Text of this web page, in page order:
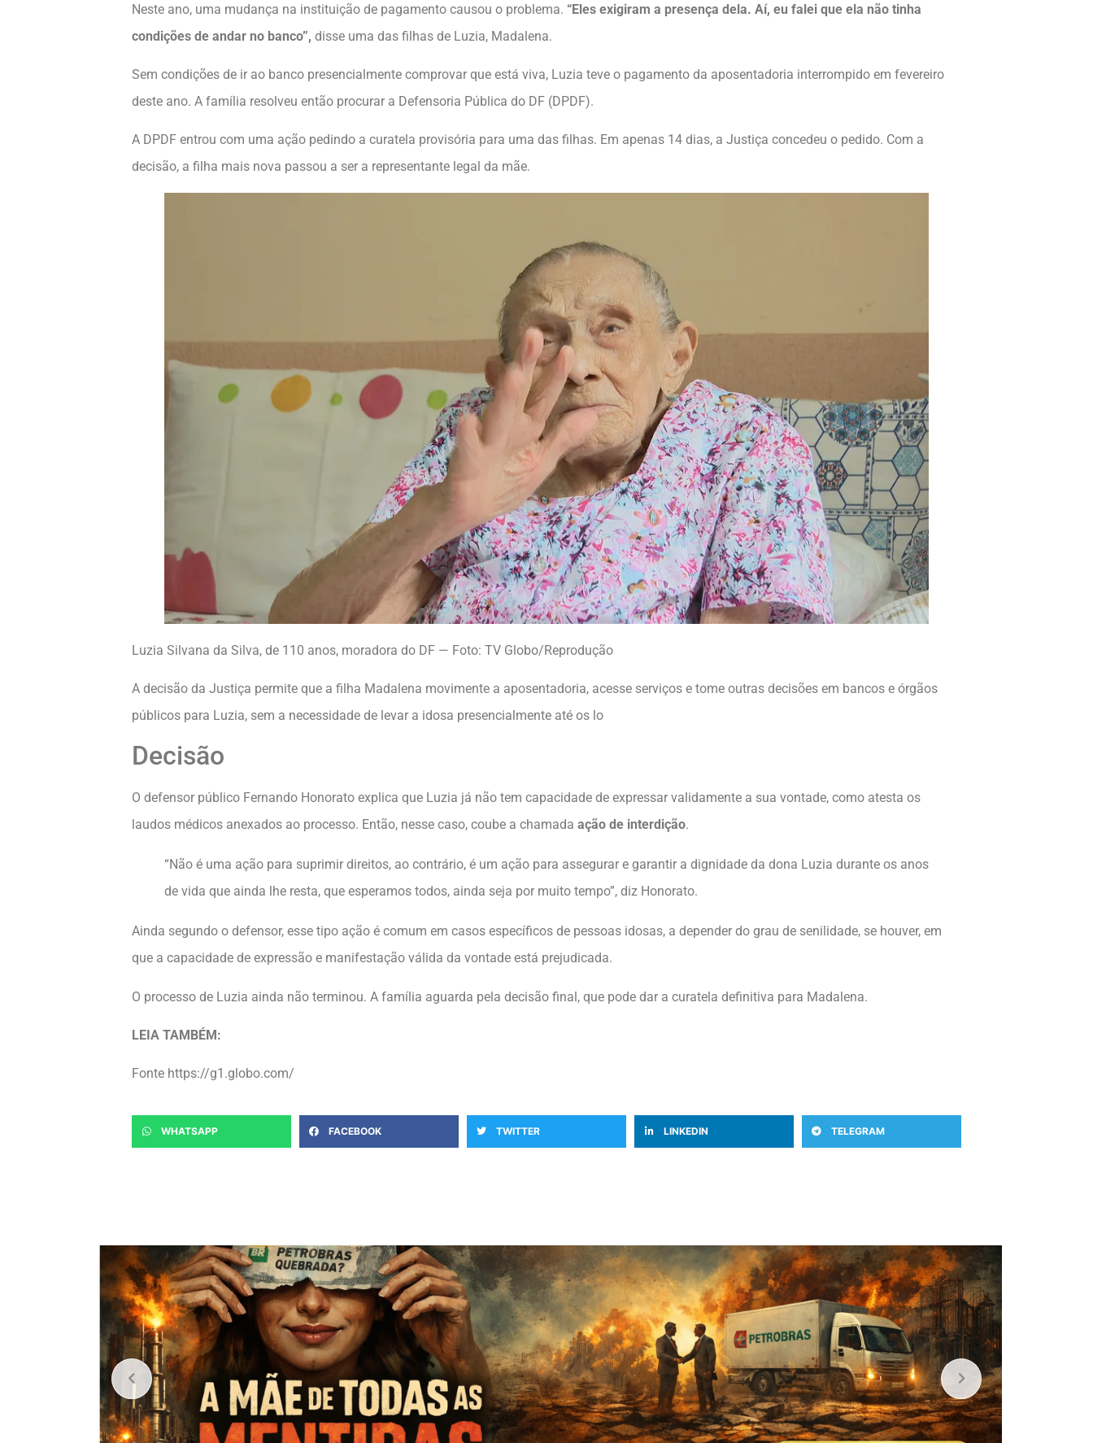
Neste ano, uma mudança na instituição de pagamento causou o problema. “Eles exigiram a presença dela. Aí, eu falei que ela não tinha
condições de andar no banco”, disse uma das filhas de Luzia, Madalena.
Sem condições de ir ao banco presencialmente comprovar que está viva, Luzia teve o pagamento da aposentadoria interrompido em fevereiro
deste ano. A família resolveu então procurar a Defensoria Pública do DF (DPDF).
A DPDF entrou com uma ação pedindo a curatela provisória para uma das filhas. Em apenas 14 dias, a Justiça concedeu o pedido. Com a
decisão, a filha mais nova passou a ser a representante legal da mãe.
Luzia Silvana da Silva, de 110 anos, moradora do DF — Foto: TV Globo/Reprodução
A decisão da Justiça permite que a filha Madalena movimente a aposentadoria, acesse serviços e tome outras decisões em bancos e órgãos
públicos para Luzia, sem a necessidade de levar a idosa presencialmente até os lo
Decisão
O defensor público Fernando Honorato explica que Luzia já não tem capacidade de expressar validamente a sua vontade, como atesta os
laudos médicos anexados ao processo. Então, nesse caso, coube a chamada ação de interdição.
“Não é uma ação para suprimir direitos, ao contrário, é um ação para assegurar e garantir a dignidade da dona Luzia durante os anos
de vida que ainda lhe resta, que esperamos todos, ainda seja por muito tempo”, diz Honorato.
Ainda segundo o defensor, esse tipo ação é comum em casos específicos de pessoas idosas, a depender do grau de senilidade, se houver, em
que a capacidade de expressão e manifestação válida da vontade está prejudicada.
O processo de Luzia ainda não terminou. A família aguarda pela decisão final, que pode dar a curatela definitiva para Madalena.
LEIA TAMBÉM:
Fonte https://g1.globo.com/
WHATSAPP FACEBOOK TWITTER LINKEDIN TELEGRAM